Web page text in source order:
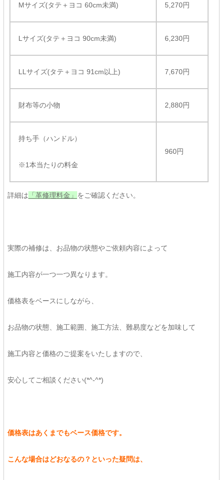
Mサイズ(タテ＋ヨコ 60cm未満) 5,270円
Lサイズ(タテ＋ヨコ 90cm未満) 6,230円
LLサイズ(タテ＋ヨコ 91cm以上) 7,670円
財布等の小物 2,880円
持ち手（ハンドル）
※1本当たりの料金
960円
詳細は 「革修理料金」 をご確認ください。
実際の補修は、お品物の状態やご依頼内容によって
施工内容が一つ一つ異なります。
価格表をベースにしながら、
お品物の状態、施工範囲、施工方法、難易度などを加味して
施工内容と価格のご提案をいたしますので、
安心してご相談ください(*^-^*)
価格表はあくまでもベース価格です。
こんな場合はどおなるの？といった疑問は、